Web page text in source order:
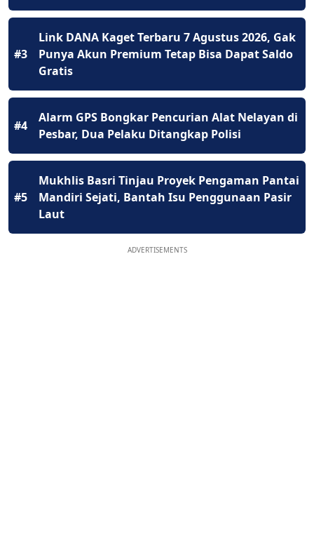
#3
Link DANA Kaget Terbaru 7 Agustus 2026, Gak
Punya Akun Premium Tetap Bisa Dapat Saldo
Gratis
#4
Alarm GPS Bongkar Pencurian Alat Nelayan di
Pesbar, Dua Pelaku Ditangkap Polisi
#5
Mukhlis Basri Tinjau Proyek Pengaman Pantai
Mandiri Sejati, Bantah Isu Penggunaan Pasir
Laut
ADVERTISEMENTS